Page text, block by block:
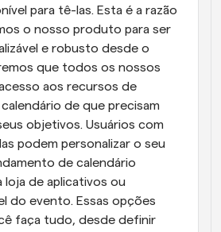
para tê-las. Esta é a razão
o nosso produto para ser
e robusto desde o
que todos os nossos
aos recursos de
de que precisam
objetivos. Usuários com
podem personalizar o seu
de calendário
loja de aplicativos ou
do evento. Essas opções
faça tudo, desde definir